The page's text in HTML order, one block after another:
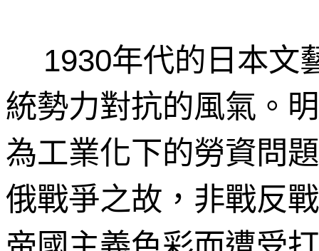
1930年代的日本文
統勢力對抗的風氣。
為工業化下的勞資問
俄戰爭之故，非戰反